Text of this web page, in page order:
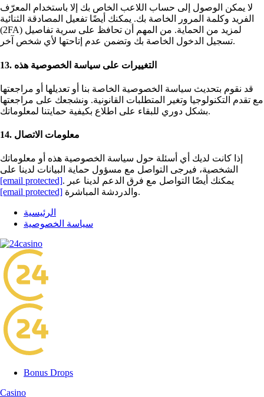
لا يمكن الوصول إلى حساب اللاعب الخاص بك إلا باستخدام المعرّف
الفريد وكلمة المرور الخاصة بك. يمكنك أيضًا تفعيل المصادقة الثنائية
(2FA) لمزيد من الحماية. من المهم أن تحافظ على سرية تفاصيل
تسجيل الدخول الخاصة بك وتضمن عدم إتاحتها لأي شخص آخر.
13. التغييرات على سياسة الخصوصية هذه
قد نقوم بتحديث سياسة الخصوصية الخاصة بنا أو تعديلها أو مراجعتها
مع تقدم التكنولوجيا وتغير المتطلبات القانونية. ونشجعك على مراجعتها
بشكل دوري للبقاء على اطلاع بكيفية حمايتنا لمعلوماتك.
14. معلومات الاتصال
إذا كانت لديك أي أسئلة حول سياسة الخصوصية هذه أو معلوماتك
الشخصية، فيرجى التواصل مع مسؤول حماية البيانات لدينا على
[email protected]
. يمكنك أيضًا التواصل مع فرق الدعم لدينا عبر
[email protected]
والدردشة المباشرة.
الرئيسية
سياسة الخصوصية
Bonus Drops
Casino